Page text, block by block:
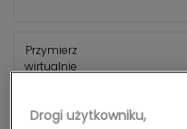
Przymierz
wirtualnie
RAY-BAN
RAY BAN 0RB8089 165/48 ICON
Drogi użytkowniku,